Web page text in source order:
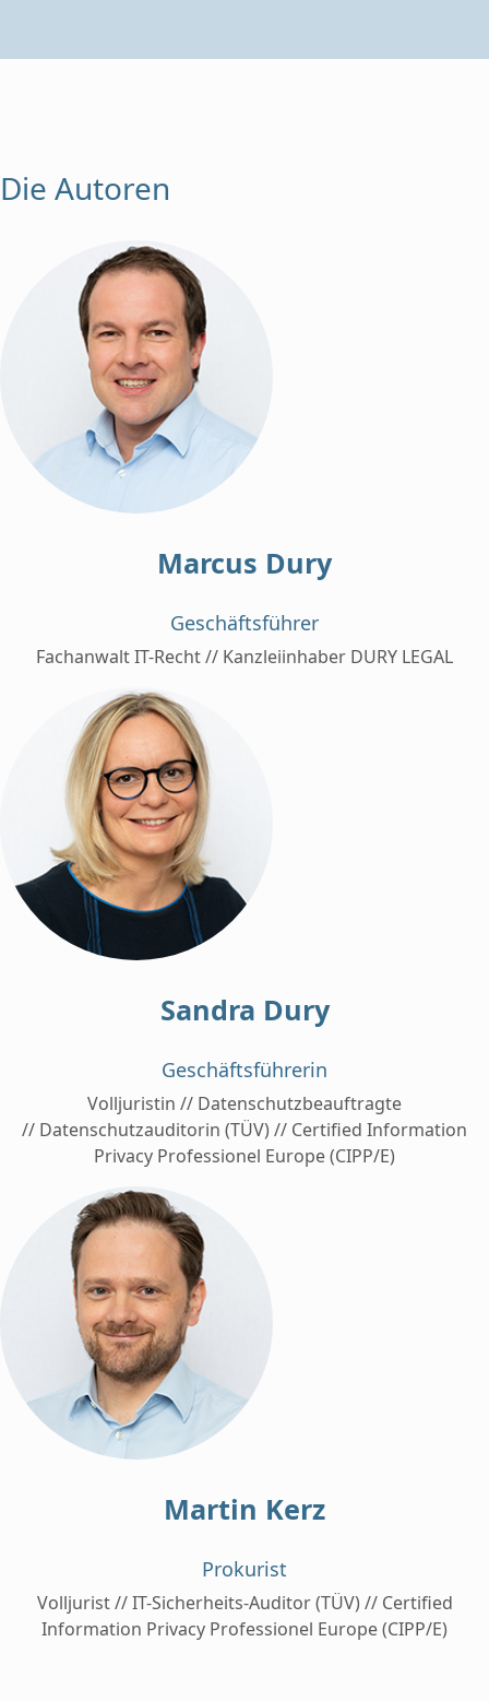
Die Autoren
Marcus Dury
Geschäftsführer
Fachanwalt IT-Recht // Kanzleiinhaber DURY LEGAL
Sandra Dury
Geschäftsführerin
Volljuristin // Datenschutzbeauftragte
// Datenschutzauditorin (TÜV) // Certified Information
Privacy Professionel Europe (CIPP/E)
Martin Kerz
Prokurist
Volljurist // IT-Sicherheits-Auditor (TÜV) // Certified
Information Privacy Professionel Europe (CIPP/E)